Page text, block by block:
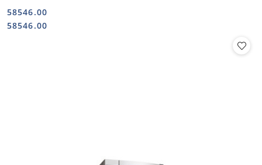
Cena:
58546.00
Cena:
58546.00